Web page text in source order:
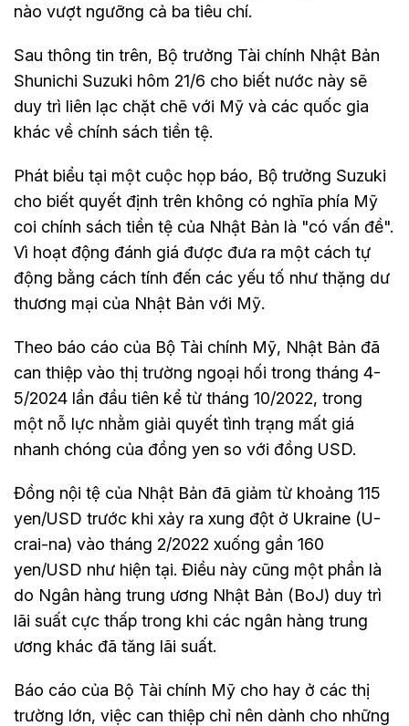
nào vượt ngưỡng cả ba tiêu chí.
Sau thông tin trên, Bộ trưởng Tài chính Nhật Bản
Shunichi Suzuki hôm 21/6 cho biết nước này sẽ
duy trì liên lạc chặt chẽ với Mỹ và các quốc gia
khác về chính sách tiền tệ.
Phát biểu tại một cuộc họp báo, Bộ trưởng Suzuki
cho biết quyết định trên không có nghĩa phía Mỹ
coi chính sách tiền tệ của Nhật Bản là "có vấn đề".
Vì hoạt động đánh giá được đưa ra một cách tự
động bằng cách tính đến các yếu tố như thặng dư
thương mại của Nhật Bản với Mỹ.
Theo báo cáo của Bộ Tài chính Mỹ, Nhật Bản đã
can thiệp vào thị trường ngoại hối trong tháng 4-
5/2024 lần đầu tiên kể từ tháng 10/2022, trong
một nỗ lực nhằm giải quyết tình trạng mất giá
nhanh chóng của đồng yen so với đồng USD.
Đồng nội tệ của Nhật Bản đã giảm từ khoảng 115
yen/USD trước khi xảy ra xung đột ở Ukraine (U-
crai-na) vào tháng 2/2022 xuống gần 160
yen/USD như hiện tại. Điều này cũng một phần là
do Ngân hàng trung ương Nhật Bản (BoJ) duy trì
lãi suất cực thấp trong khi các ngân hàng trung
ương khác đã tăng lãi suất.
Báo cáo của Bộ Tài chính Mỹ cho hay ở các thị
trường lớn, việc can thiệp chỉ nên dành cho những